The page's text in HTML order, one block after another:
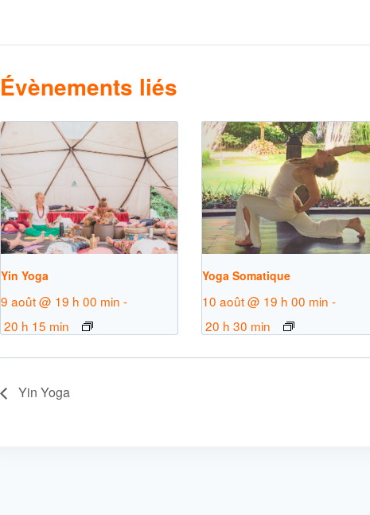
Évènements liés
Yin Yoga
9 août @ 19 h 00 min -
20 h 15 min
Yoga Somatique
10 août @ 19 h 00 min -
20 h 30 min
Yin Yoga